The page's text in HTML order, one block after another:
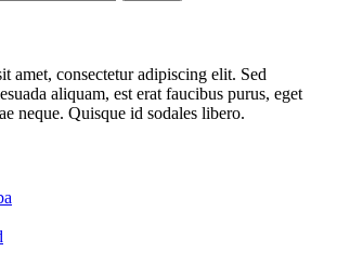
amet, consectetur adipiscing elit. Sed
aliquam, est erat faucibus purus, eget
neque. Quisque id sodales libero.